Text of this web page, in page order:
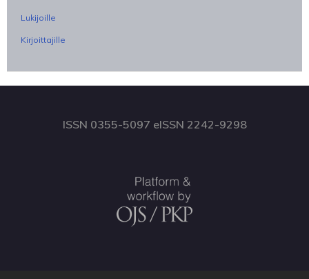
Lukijoille
Kirjoittajille
ISSN 0355-5097 eISSN 2242-9298